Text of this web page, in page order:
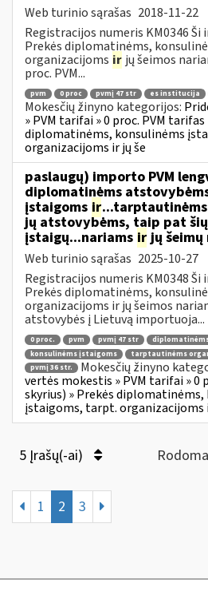
Web turinio sąrašas 2018-11-22
Registracijos numeris KM0346
Prekės diplomatinėms,
organizacijoms ir jų šeimos
proc. PVM...
pvm 0 proc pvmį 47 str es institucija
Mokesčių žinyno kategorijos:
» PVM tarifai » 0 proc. PVM
diplomatinėms, konsulinėms
organizacijoms ir jų še
paslaugų) importo PVM
diplomatinėms
įstaigoms ir
jų atstovybėms, taip pat
įstaigų...nariams irjų šeimų
Web turinio sąrašas 2025-10-27
Registracijos numeris KM0348
Prekės diplomatinėms,
organizacijoms ir jų šeimos
atstovybės į Lietuvą importuoja...
0 proc. pvm pvmį 47 str
konsulinėms įstaigoms
tarptautinėms
pvmį 36 str.
Mokesčių žinyno
vertės mokestis » PVM tarifai » 0
skyrius) » Prekės
įstaigoms, tarpt. organizacijoms
5 Įrašų(-ai)
1 2 3